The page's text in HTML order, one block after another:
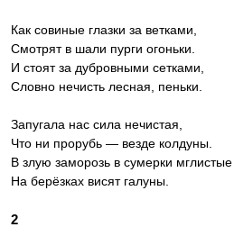
Как совиные глазки за ветками,
Смотрят в шали пурги огоньки.
И стоят за дубровными сетками,
Словно нечисть лесная, пеньки.
Запугала нас сила нечистая,
Что ни прорубь — везде колдуны.
В злую заморозь в сумерки мглистые
На берёзках висят галуны.
2